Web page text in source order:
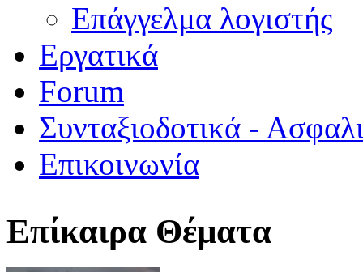
Επάγγελμα λογιστής
Εργατικά
Forum
Συνταξιοδοτικά -
Επικοινωνία
Επίκαιρα Θέματα